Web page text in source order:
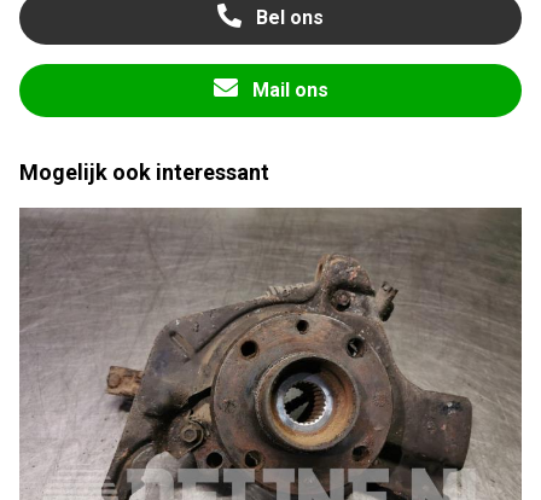
Bel ons
Mail ons
Mogelijk ook interessant